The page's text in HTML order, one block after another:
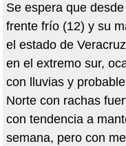
Se espera que
frente frío (12) y su
el estado de
en el extremo sur,
con lluvias y
Norte con rachas
con tendencia a
semana, pero con